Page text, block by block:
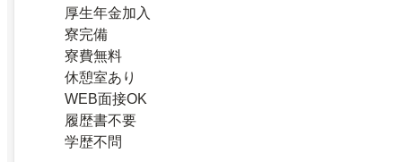
厚生年金加入
寮完備
寮費無料
休憩室あり
WEB面接OK
履歴書不要
学歴不問